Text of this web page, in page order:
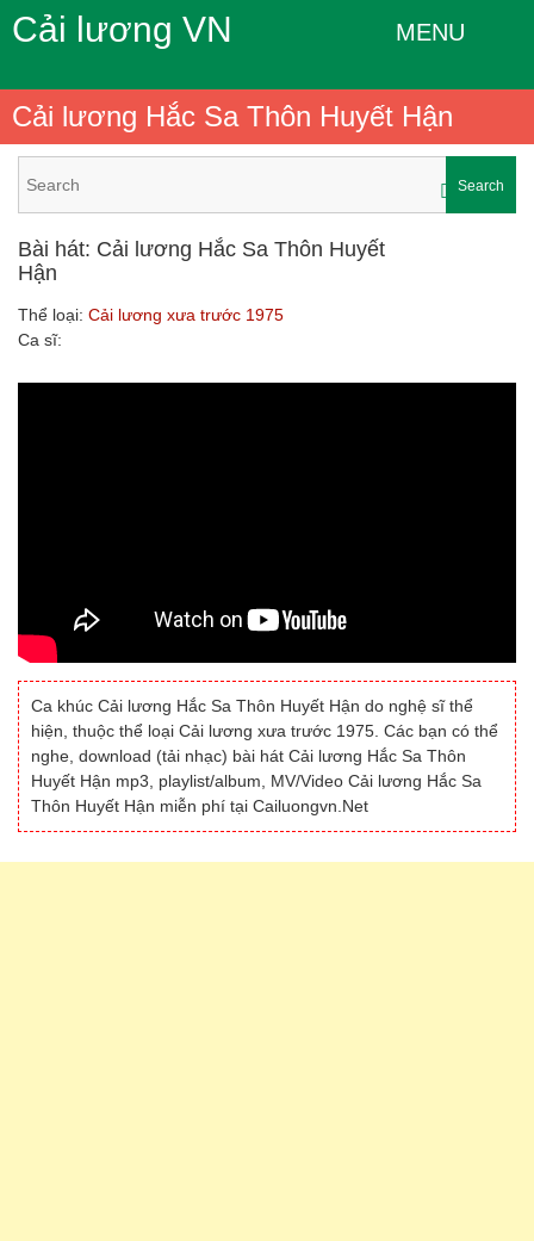
Cải lương VN MENU
Cải lương Hắc Sa Thôn Huyết Hận
Search
Bài hát: Cải lương Hắc Sa Thôn Huyết
Hận
Thể loại: Cải lương xưa trước 1975
Ca sĩ:
Ca khúc Cải lương Hắc Sa Thôn Huyết Hận do nghệ sĩ thể
hiện, thuộc thể loại Cải lương xưa trước 1975. Các bạn có thể
nghe, download (tải nhạc) bài hát Cải lương Hắc Sa Thôn
Huyết Hận mp3, playlist/album, MV/Video Cải lương Hắc Sa
Thôn Huyết Hận miễn phí tại Cailuongvn.Net